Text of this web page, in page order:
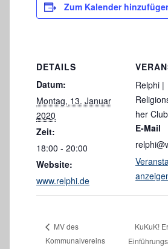
Zum Kalender
DETAILS
Datum:
Montag, 13. Januar
2020
Zeit:
18:00 - 20:00
Website:
www.relphi.de
Relphi |
her Club
E-Mail
MV des
Kommunalvereins
KuKuK!